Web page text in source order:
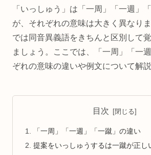
「いっしゅう」は「一周」「一週」
が、それぞれの意味は大きく異なり
では同音異義語をきちんと区別して
ましょう。ここでは、「一周」「一
ぞれの意味の違いや例文について解
目次
「一周」「一週」「一蹴」の違い
提案をいっしゅうするは一蹴が正し